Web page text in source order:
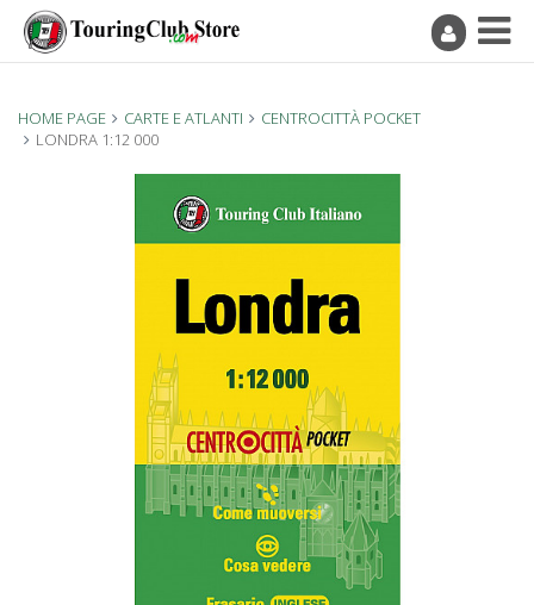
HOME PAGE CARTE E ATLANTI
CENTROCITTÀ POCKET
LONDRA 1:12 000